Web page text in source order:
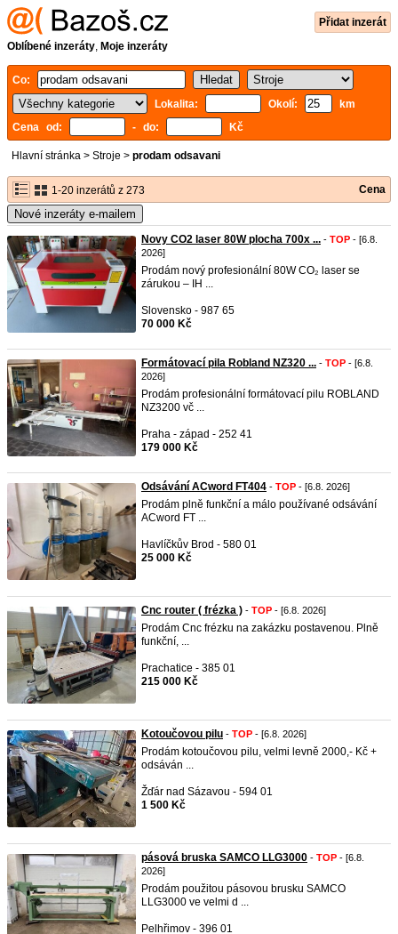
Přidat inzerát
Oblíbené inzeráty, Moje inzeráty
Co:
Lokalita:
Okolí:
km
Cena od:
- do: Kč
Hlavní stránka > Stroje > prodam odsavani
1-20 inzerátů z 273 Cena
Nové inzeráty e-mailem
Novy CO2 laser 80W plocha 700x ... - TOP - [6.8.
2026]
Prodám nový profesionální 80W CO₂ laser se
zárukou – IH ...
Slovensko - 987 65
70 000 Kč
Formátovací pila Robland NZ320 ... - TOP - [6.8.
2026]
Prodám profesionální formátovací pilu ROBLAND
NZ3200 vč ...
Praha - západ - 252 41
179 000 Kč
Odsávání ACword FT404 - TOP - [6.8. 2026]
Prodám plně funkční a málo používané odsávání
ACword FT ...
Havlíčkův Brod - 580 01
25 000 Kč
Cnc router ( frézka ) - TOP - [6.8. 2026]
Prodám Cnc frézku na zakázku postavenou. Plně
funkční, ...
Prachatice - 385 01
215 000 Kč
Kotoučovou pilu - TOP - [6.8. 2026]
Prodám kotoučovou pilu, velmi levně 2000,- Kč +
odsáván ...
Žďár nad Sázavou - 594 01
1 500 Kč
pásová bruska SAMCO LLG3000 - TOP - [6.8.
2026]
Prodám použitou pásovou brusku SAMCO
LLG3000 ve velmi d ...
Pelhřimov - 396 01